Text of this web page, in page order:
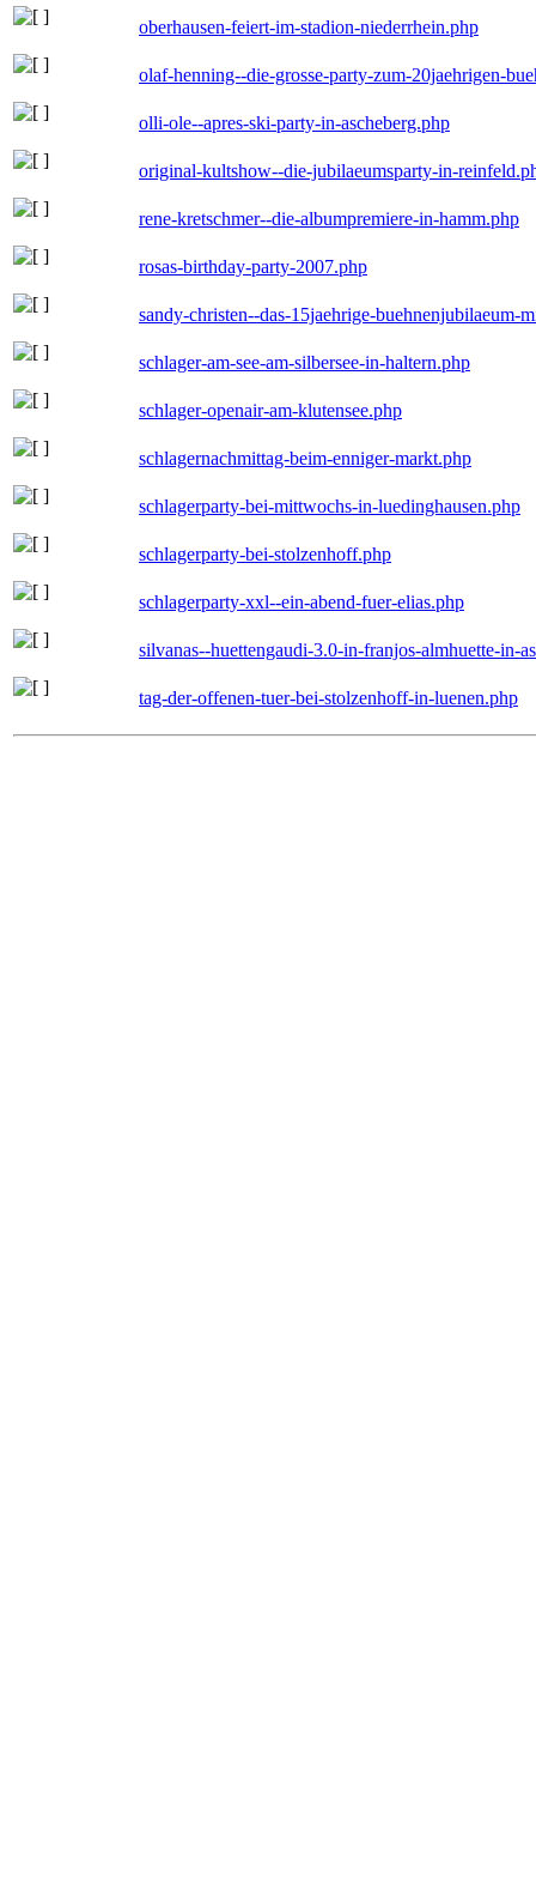
oberhausen-feiert-im-stadion-niederrhein.php
olaf-henning--die-grosse-party-zum-20jaehrigen-
olli-ole--apres-ski-party-in-ascheberg.php
original-kultshow--die-jubilaeumsparty-in-
rene-kretschmer--die-albumpremiere-in-hamm.php
rosas-birthday-party-2007.php
sandy-christen--das-15jaehrige-buehnenjubilaeum-
schlager-am-see-am-silbersee-in-haltern.php
schlager-openair-am-klutensee.php
schlagernachmittag-beim-enniger-markt.php
schlagerparty-bei-mittwochs-in-luedinghausen.php
schlagerparty-bei-stolzenhoff.php
schlagerparty-xxl--ein-abend-fuer-elias.php
silvanas--huettengaudi-3.0-in-franjos-almhuette-in-
tag-der-offenen-tuer-bei-stolzenhoff-in-luenen.php